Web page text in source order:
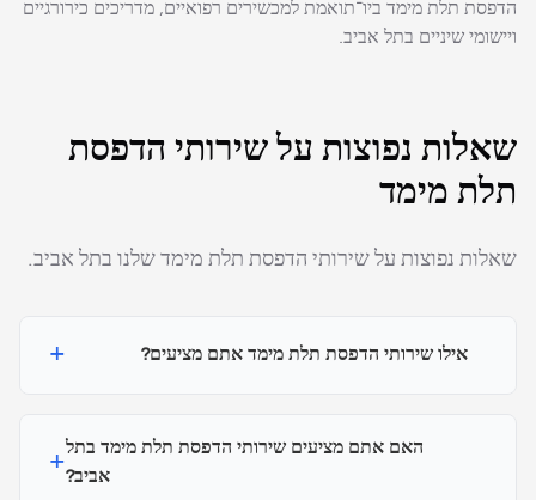
הדפסת תלת מימד ביו־תואמת למכשירים רפואיים, מדריכים כירורגיים
ויישומי שיניים בתל אביב.
שאלות נפוצות על שירותי הדפסת
תלת מימד
שאלות נפוצות על שירותי הדפסת תלת מימד שלנו בתל אביב.
אילו שירותי הדפסת תלת מימד אתם מציעים? +
האם אתם מציעים שירותי הדפסת תלת מימד בתל
אביב?
+